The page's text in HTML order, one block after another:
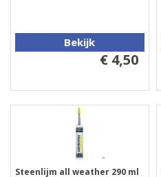
Bekijk
€ 4,50
Steenlijm all weather 290 ml